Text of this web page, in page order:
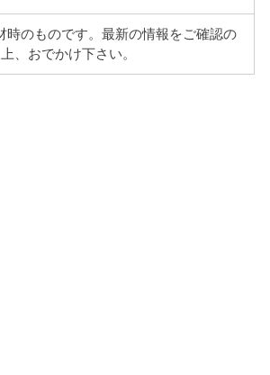
時のものです。最新の情報をご確認の
上、おでかけ下さい。